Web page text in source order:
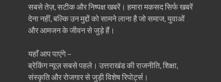
सबसे तेज़, सटीक और निष्पक्ष खबरें। हमारा मकसद सिर्फ खबरें
देना नहीं, बल्कि उन मुद्दों को सामने लाना है जो समाज, युवाओं
और आमजन के जीवन से जुड़े हैं।
यहाँ आप पाएंगे –
ब्रेकिंग न्यूज़ सबसे पहले। उत्तराखंड की राजनीति, शिक्षा,
संस्कृति और रोजगार से जुड़ी विशेष रिपोर्ट्स।